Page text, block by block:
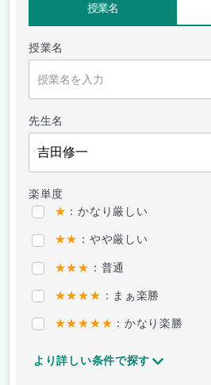
授業名
授業名
先生名
楽単度
★ ：かなり厳しい
★★ ：やや厳しい
★★★ ：普通
★★★★ ：まぁ楽勝
★★★★★ ：かなり楽勝
より詳しい条件で探す